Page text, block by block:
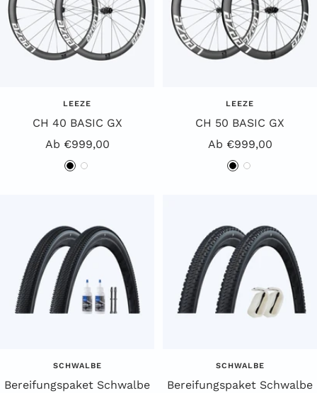
LEEZE
CH 40 BASIC GX
Angebotspreis
Ab €999,00
S
w
a
r
z
W
ß
LEEZE
CH 50 BASIC GX
Angebotspreis
Ab €999,00
S
w
a
r
z
W
ß
SCHWALBE
Bereifungspaket Schwalbe
SCHWALBE
Bereifungspaket Schwalbe